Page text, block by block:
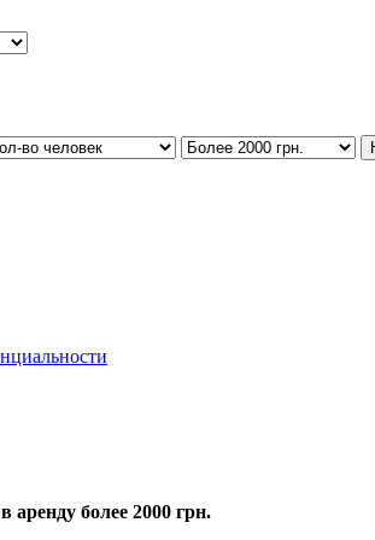
аренду более 2000 грн.